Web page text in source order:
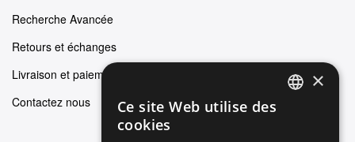
Recherche Avancée
Retours et échanges
Livraison et paiements
Contactez nous
×
Ce site Web utilise des
cookies